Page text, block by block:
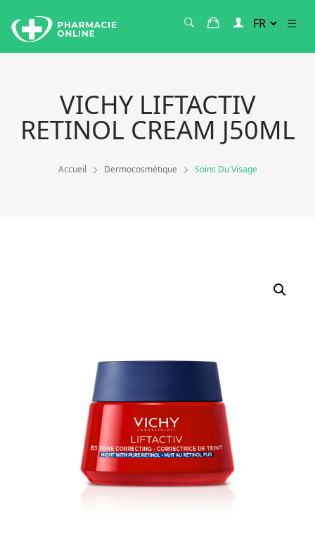
VICHY LIFTACTIV
RETINOL CREAM J50ML
Accueil Dermocosmétique Soins Du Visage